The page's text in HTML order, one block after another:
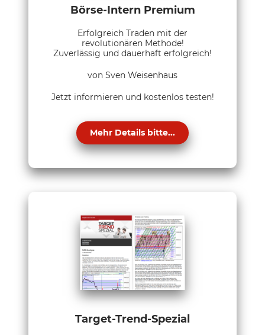
Börse-Intern Premium
Erfolgreich Traden mit der
revolutionären Methode!
Zuverlässig und dauerhaft erfolgreich!
von Sven Weisenhaus
Jetzt informieren und kostenlos testen!
Mehr Details bitte...
Target-Trend-Spezial